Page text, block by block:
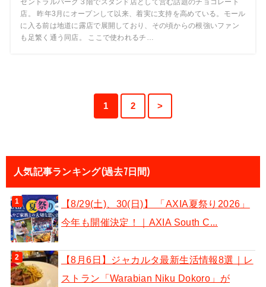
セントラルパーク３階でスタンド店として営む話題のチョコレート
店。 昨年3月にオープンして以来、着実に支持を高めている。モール
に入る前は地道に露店で展開しており、その頃からの根強いファン
も足繁く通う同店。 ここで使われるチ…
1 2 >
人気記事ランキング(過去7日間)
【8/29(土)、30(日)】 「AXIA夏祭り2026」
今年も開催決定！｜AXIA South C...
【8月6日】ジャカルタ最新生活情報8選｜レ
ストラン「Warabian Niku Dokoro」が